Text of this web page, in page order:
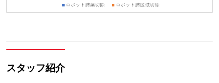
スタッフ紹介